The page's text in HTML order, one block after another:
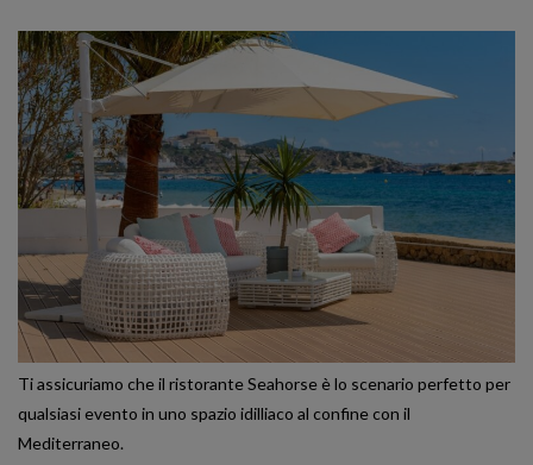
Ti assicuriamo che il ristorante Seahorse è lo scenario perfetto per
qualsiasi evento in uno spazio idilliaco al confine con il
Mediterraneo.